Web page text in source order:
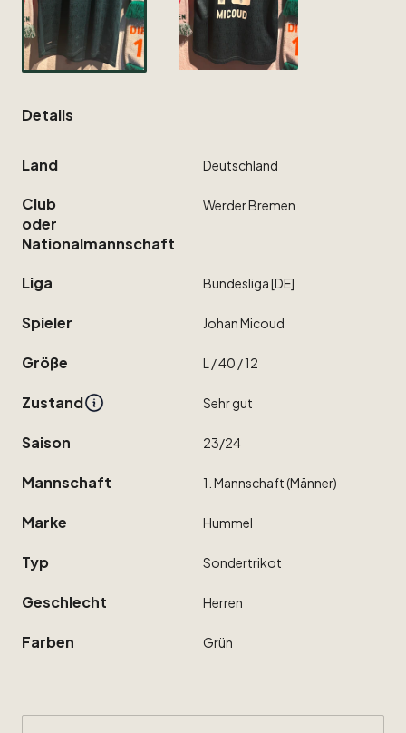
Details
Land Deutschland
Club
oder
Nationalmannschaft
WerderBremen
Liga Bundesliga[DE]
Spieler JohanMicoud
Größe L ​/​40 ​/​12
Zustand Sehrgut
Saison 23​/​24
Mannschaft 1. Mannschaft(Männer)
Marke Hummel
Typ Sondertrikot
Geschlecht Herren
Farben Grün